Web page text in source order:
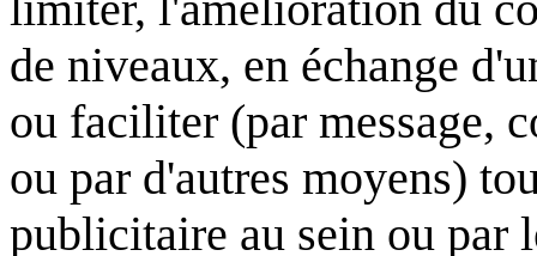
de niveaux, en échange
ou faciliter (par message,
ou par d'autres moyens)
publicitaire au sein ou par